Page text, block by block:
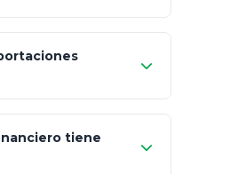
100% a tus
tiene